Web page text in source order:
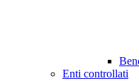
Enti controllati